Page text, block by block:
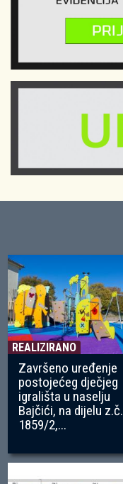
REALIZIRANO
Završeno uređenje
postojećeg dječjeg
igrališta u naselju
Bajčići, na dijelu z.č.
1859/2,...